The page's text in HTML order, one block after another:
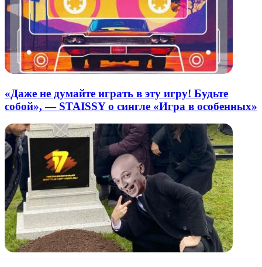
«Даже не думайте играть в эту игру! Будьте
собой», — STAISSY о сингле «Игра в особенных»